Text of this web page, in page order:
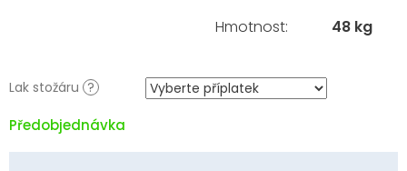
Předobjednávka
Lak stožáru ?
Hmotnost: 48 kg